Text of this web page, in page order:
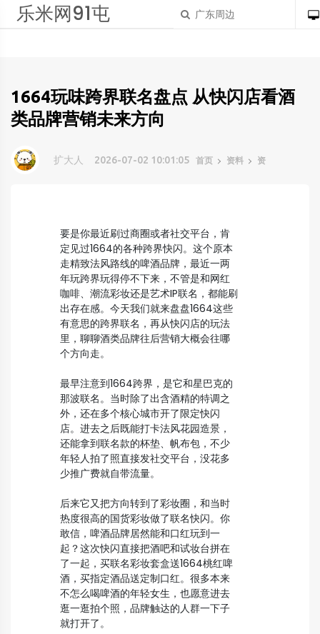
乐米网91屯
1664玩味跨界联名盘点 从快闪店看酒
类品牌营销未来方向
扩大人 2026-07-02 10:01:05 首页 资料 资
要是你最近刷过商圈或者社交平台，肯
定见过1664的各种跨界快闪。这个原本
走精致法风路线的啤酒品牌，最近一两
年玩跨界玩得停不下来，不管是和网红
咖啡、潮流彩妆还是艺术IP联名，都能刷
出存在感。今天我们就来盘盘1664这些
有意思的跨界联名，再从快闪店的玩法
里，聊聊酒类品牌往后营销大概会往哪
个方向走。
最早注意到1664跨界，是它和星巴克的
那波联名。当时除了出含酒精的特调之
外，还在多个核心城市开了限定快闪
店。进去之后既能打卡法风花园造景，
还能拿到联名款的杯垫、帆布包，不少
年轻人拍了照直接发社交平台，没花多
少推广费就自带流量。
后来它又把方向转到了彩妆圈，和当时
热度很高的国货彩妆做了联名快闪。你
敢信，啤酒品牌居然能和口红玩到一
起？这次快闪直接把酒吧和试妆台拼在
了一起，买联名彩妆套盒送1664桃红啤
酒，买指定酒品送定制口红。很多本来
不怎么喝啤酒的年轻女生，也愿意进去
逛一逛拍个照，品牌触达的人群一下子
就打开了。